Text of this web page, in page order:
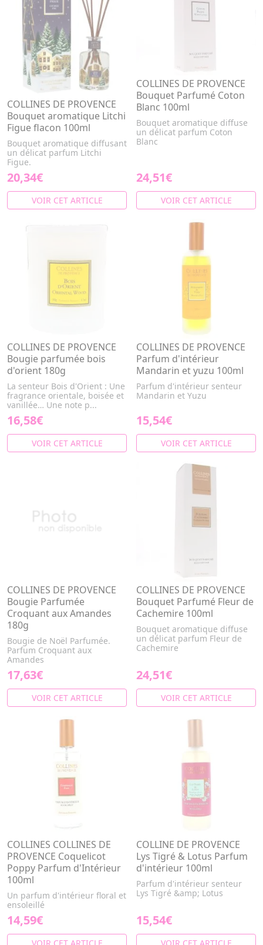
COLLINES DE PROVENCE
Bouquet aromatique Litchi
Figue flacon 100ml
Bouquet aromatique diffusant
un délicat parfum Litchi
Figue.
20,34€
VOIR CET ARTICLE
COLLINES DE PROVENCE
Bouquet Parfumé Coton
Blanc 100ml
Bouquet aromatique diffuse
un délicat parfum Coton
Blanc
24,51€
VOIR CET ARTICLE
COLLINES DE PROVENCE
Bougie parfumée bois
d'orient 180g
La senteur Bois d'Orient : Une
fragrance orientale, boisée et
vanillée… Une note p...
16,58€
VOIR CET ARTICLE
COLLINES DE PROVENCE
Parfum d'intérieur
Mandarin et yuzu 100ml
Parfum d'intérieur senteur
Mandarin et Yuzu
15,54€
VOIR CET ARTICLE
COLLINES DE PROVENCE
Bougie Parfumée
Croquant aux Amandes
180g
Bougie de Noël Parfumée.
Parfum Croquant aux
Amandes
17,63€
VOIR CET ARTICLE
COLLINES DE PROVENCE
Bouquet Parfumé Fleur de
Cachemire 100ml
Bouquet aromatique diffuse
un délicat parfum Fleur de
Cachemire
24,51€
VOIR CET ARTICLE
COLLINES COLLINES DE
PROVENCE Coquelicot
Poppy Parfum d'Intérieur
100ml
Un parfum d'intérieur floral et
ensoleillé
14,59€
VOIR CET ARTICLE
COLLINE DE PROVENCE
Lys Tigré & Lotus Parfum
d'intérieur 100ml
Parfum d'intérieur senteur
Lys Tigré &amp; Lotus
15,54€
VOIR CET ARTICLE